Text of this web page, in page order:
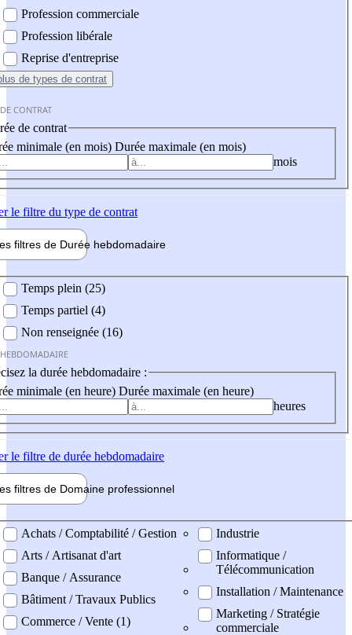
Profession commerciale
Profession libérale
Reprise d'entreprise
de types de contrat
CONTRAT
de contrat
minimale (en mois) Durée maximale (en mois)
mois
le filtre du type de contrat
filtres de Durée hebdomadaire
Temps plein (25)
Temps partiel (4)
Non renseignée (16)
la durée hebdomadaire :
minimale (en heure) Durée maximale (en heure)
heures
le filtre de durée hebdomadaire
filtres de Domaine professionnel
professionel
Achats / Comptabilité / Gestion
Arts / Artisanat d'art
Banque / Assurance
Bâtiment / Travaux Publics
Commerce / Vente (1)
Industrie
Informatique /
Télécommunication
Installation / Maintenance
Marketing / Stratégie
commerciale